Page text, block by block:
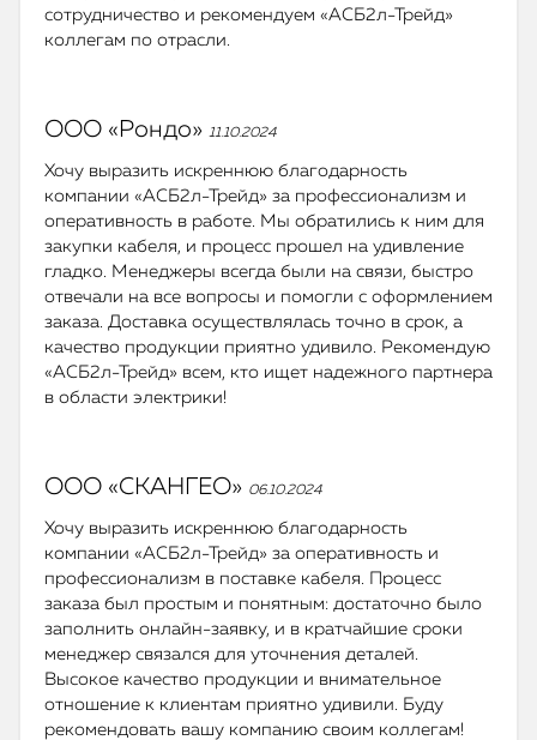
сотрудничество и рекомендуем «АСБ2л-Трейд»
коллегам по отрасли.
ООО «Рондо» 11.10.2024
Хочу выразить искреннюю благодарность
компании «АСБ2л-Трейд» за профессионализм и
оперативность в работе. Мы обратились к ним для
закупки кабеля, и процесс прошел на удивление
гладко. Менеджеры всегда были на связи, быстро
отвечали на все вопросы и помогли с оформлением
заказа. Доставка осуществлялась точно в срок, а
качество продукции приятно удивило. Рекомендую
«АСБ2л-Трейд» всем, кто ищет надежного партнера
в области электрики!
ООО «СКАНГЕО» 06.10.2024
Хочу выразить искреннюю благодарность
компании «АСБ2л-Трейд» за оперативность и
профессионализм в поставке кабеля. Процесс
заказа был простым и понятным: достаточно было
заполнить онлайн-заявку, и в кратчайшие сроки
менеджер связался для уточнения деталей.
Высокое качество продукции и внимательное
отношение к клиентам приятно удивили. Буду
рекомендовать вашу компанию своим коллегам!